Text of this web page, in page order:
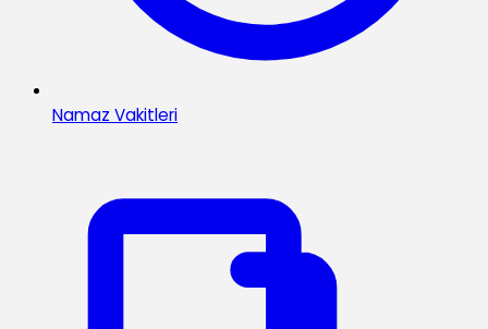
Namaz Vakitleri